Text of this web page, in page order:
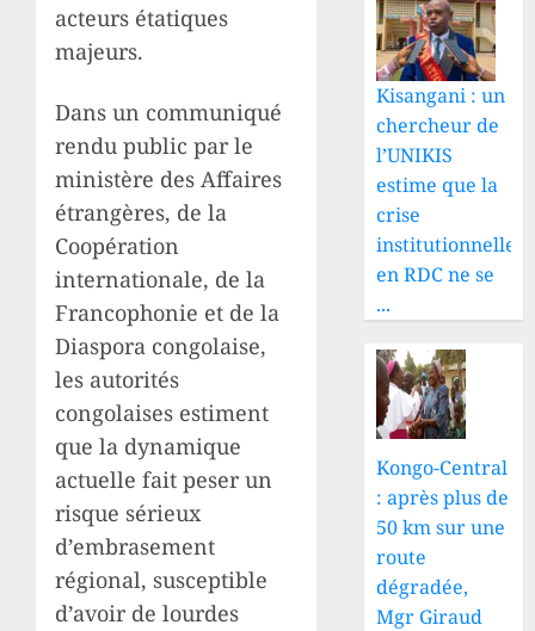
acteurs étatiques
majeurs.
Dans un communiqué
rendu public par le
ministère des Affaires
étrangères, de la
Coopération
internationale, de la
Francophonie et de la
Diaspora congolaise,
les autorités
congolaises estiment
que la dynamique
actuelle fait peser un
risque sérieux
d’embrasement
régional, susceptible
d’avoir de lourdes
Kisangani : un
chercheur de
l’UNIKIS
estime que la
crise
institutionnelle
en RDC ne se
...
Kongo-Central
: après plus de
50 km sur une
route
dégradée,
Mgr Giraud